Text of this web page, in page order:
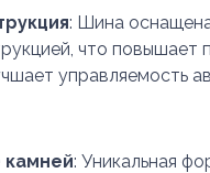
: Шина
что повышает
управляемость
камней: Уникальная